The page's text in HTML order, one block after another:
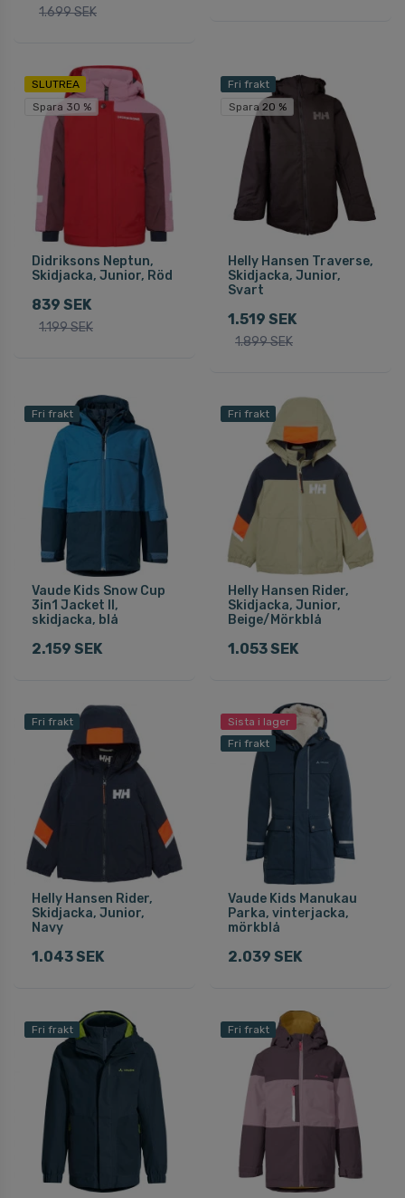
1.699 SEK
SLUTREA
Spara 30 %
Didriksons Neptun,
Skidjacka, Junior, Röd
839 SEK
1.199 SEK
Fri frakt
Spara 20 %
Helly Hansen Traverse,
Skidjacka, Junior,
Svart
1.519 SEK
1.899 SEK
Fri frakt
Vaude Kids Snow Cup
3in1 Jacket II,
skidjacka, blå
2.159 SEK
Fri frakt
Helly Hansen Rider,
Skidjacka, Junior,
Beige/Mörkblå
1.053 SEK
Fri frakt
Helly Hansen Rider,
Skidjacka, Junior,
Navy
1.043 SEK
Sista i lager
Fri frakt
Vaude Kids Manukau
Parka, vinterjacka,
mörkblå
2.039 SEK
Fri frakt Fri frakt